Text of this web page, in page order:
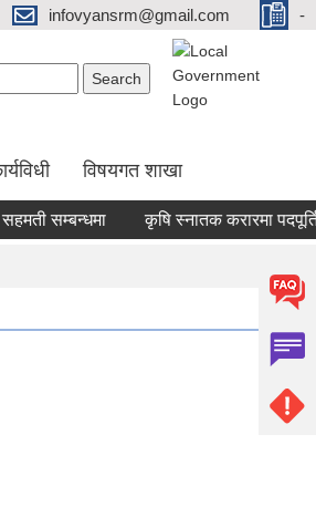
infovyansrm@gmail.com -
विषयगत शाखा
सम्बन्धमा कृषि स्नातक करारमा पदपूर्ति